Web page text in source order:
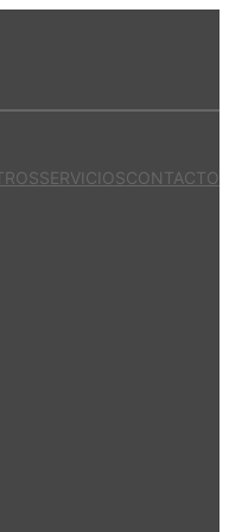
SERVICIOSCONTACTO